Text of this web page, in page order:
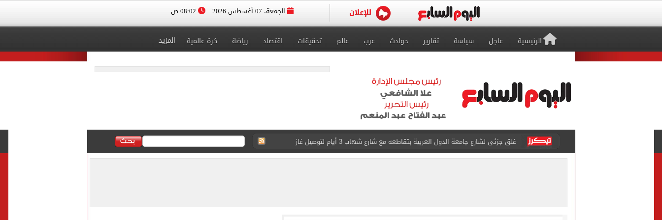
الجمعة، 07 أغسطس 2026
الرئيسية عاجل سياسة تقارير حوادث عرب عالم تحقيقات اقتصاد رياضة كرة عالمية المزيد
عمرو دياب يدخل موسوعة جينيس بعد تصدره قائمة بيلبورد عربية لـ68 أسبوعا
إغلاق طريق مصر أسوان الزراعى الغربى كليا من المنيب للعياط.. اعرف التحويلات
الاستعلامات تفند ادعاءات ذا صن وميرور حول علاج سيدة بريطانية في شرم الشيخ